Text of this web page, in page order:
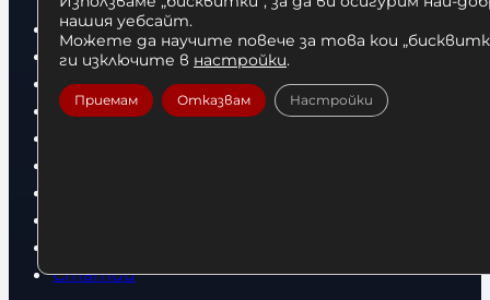
Начало
Нови продукти
Общи условия
Политика за поверителност
Статии
нашия уебсайт.
Можете да научите повече за това кои
ги изключите в настройки.
Приемам Отказвам Настройки